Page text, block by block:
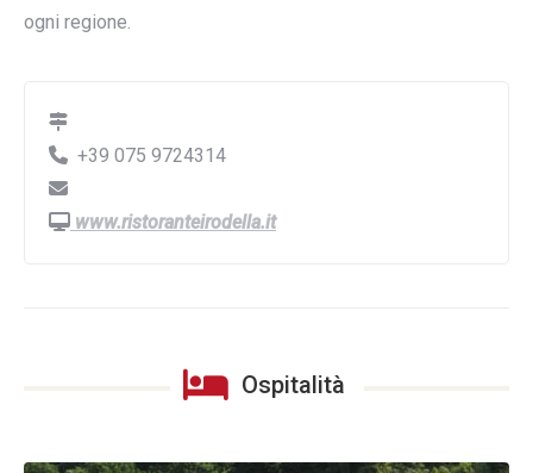
ogni regione.
+39 075 9724314
www.ristoranteirodella.it
Ospitalità